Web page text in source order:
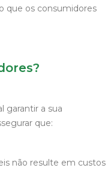
que os consumidores
garantir a sua
que:
não resulte em custos